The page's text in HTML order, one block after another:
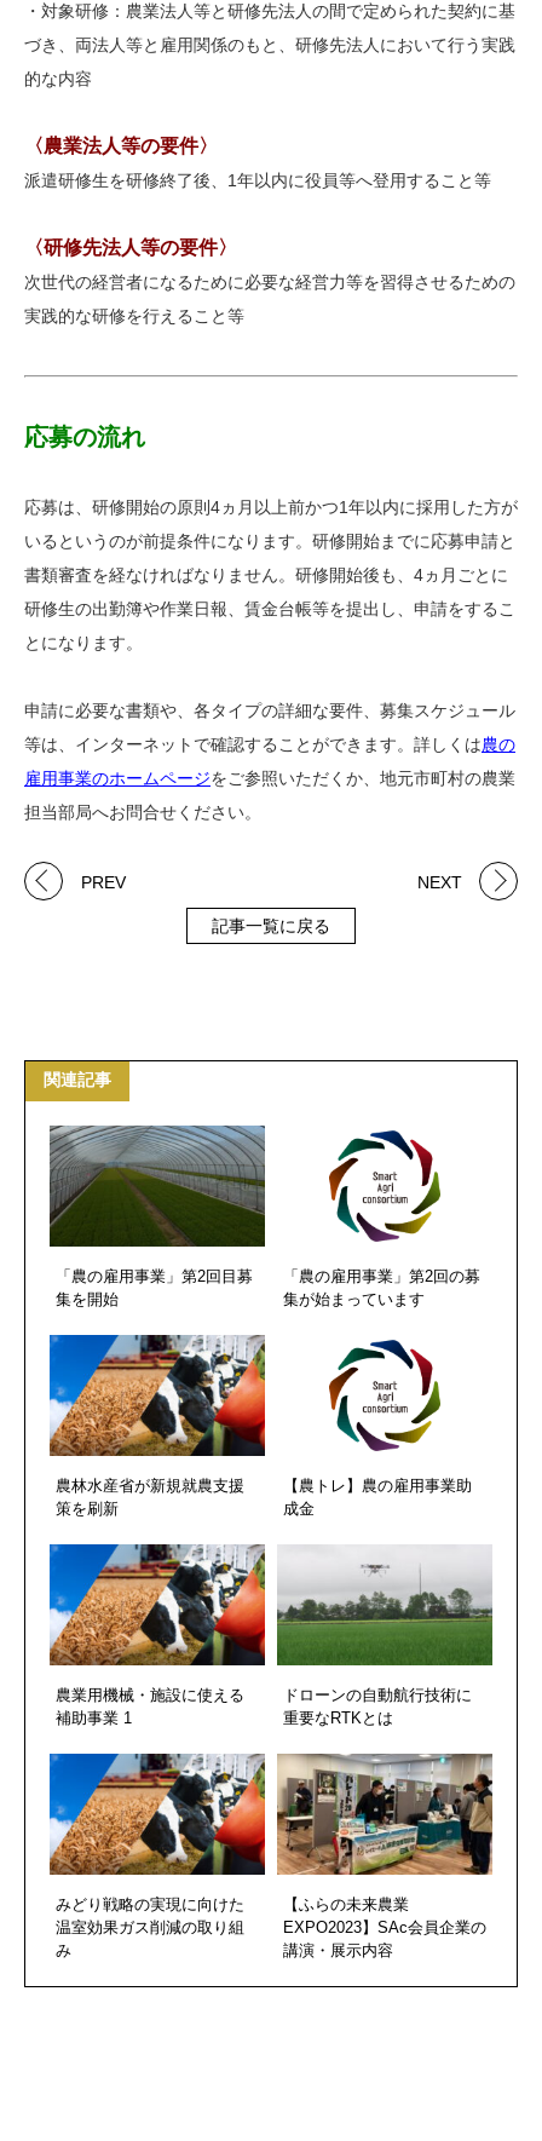
・対象研修：農業法人等と研修先法人の間で定められた契約に基
づき、両法人等と雇用関係のもと、研修先法人において行う実践
的な内容
〈農業法人等の要件〉
派遣研修生を研修終了後、1年以内に役員等へ登用すること等
〈研修先法人等の要件〉
次世代の経営者になるために必要な経営力等を習得させるための
実践的な研修を行える こと等
応募の流れ
応募は、研修開始の原則4ヵ月以上前かつ1年以内に採用した方が
いるというのが前提条件になります。研修開始までに応募申請と
書類審査を経なければなりません。研修開始後も、4ヵ月ごとに
研修生の出勤簿や作業日報、賃金台帳等を提出し、申請をするこ
とになります。
申請に必要な書類や、各タイプの詳細な要件、募集スケジュール
等は、インターネットで確認することができます。詳しくは農の
雇用事業のホームページをご参照いただくか、地元市町村の農業
担当部局へお問合せください。
PREV
記事一覧に戻る
NEXT
関連記事
「農の雇用事業」第2回目募
集を開始
「農の雇用事業」第2回の募
集が始まっています
農林水産省が新規就農支援
策を刷新
【農トレ】農の雇用事業助
成金
農業用機械・施設に使える
補助事業 1
ドローンの自動航行技術に
重要なRTKとは
みどり戦略の実現に向けた
温室効果ガス削減の取り組
み
【ふらの未来農業
EXPO2023】SAc会員企業の
講演・展示内容